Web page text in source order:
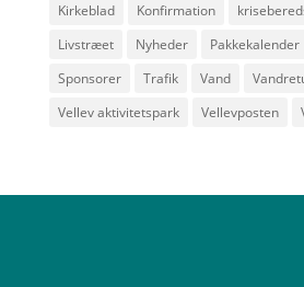
Kirkeblad
Konfirmation
Livstræet
Nyheder Pakkekalender
Sponsorer
Trafik Vand
Vellev aktivitetspark
Vellevposten